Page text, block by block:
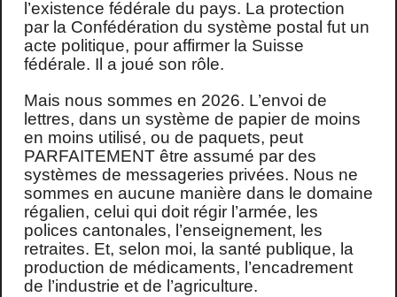
l’existence fédérale du pays. La protection
par la Confédération du système postal fut un
acte politique, pour affirmer la Suisse
fédérale. Il a joué son rôle.
Mais nous sommes en 2026. L’envoi de
lettres, dans un système de papier de moins
en moins utilisé, ou de paquets, peut
PARFAITEMENT être assumé par des
systèmes de messageries privées. Nous ne
sommes en aucune manière dans le domaine
régalien, celui qui doit régir l’armée, les
polices cantonales, l’enseignement, les
retraites. Et, selon moi, la santé publique, la
production de médicaments, l’encadrement
de l’industrie et de l’agriculture.